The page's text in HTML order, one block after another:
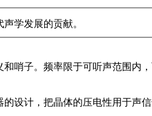
学发展的贡献。
哨子。频率限于可听声范围内
设计，把晶体的压电性用于声